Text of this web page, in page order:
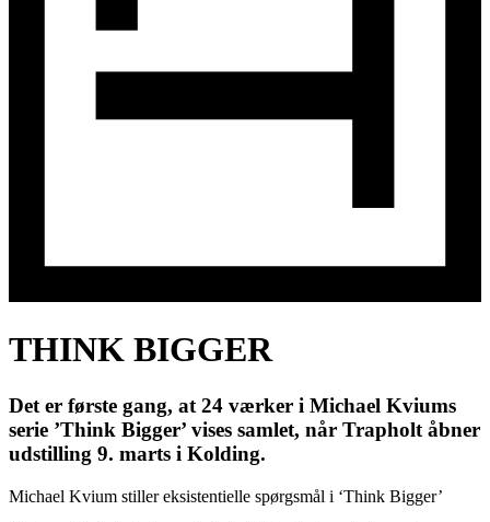
THINK BIGGER
Det er første gang, at 24 værker i Michael Kviums
serie ’Think Bigger’ vises samlet, når Trapholt åbner
udstilling 9. marts i Kolding.
Michael Kvium stiller eksistentielle spørgsmål i ‘Think Bigger’